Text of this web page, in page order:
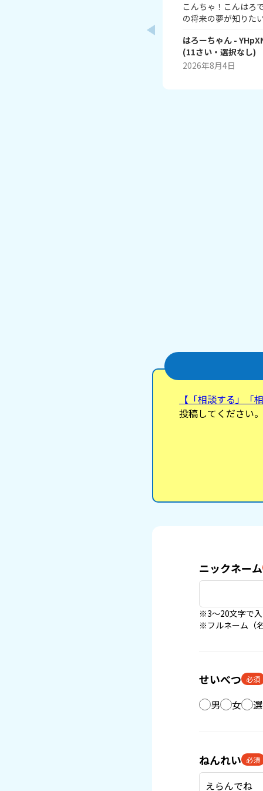
こんちゃ！こんはろ
の将来の夢が知りた
き！ ちな私は声優で
口でオッケーです！
はろーちゃん -
(11さい・ 選択なし)
2026年8月4日
【「相談する」「
投稿してください。
ニックネーム
※3〜20文字で
※フルネーム（
せいべつ 必須
男 女
ねんれい 必須